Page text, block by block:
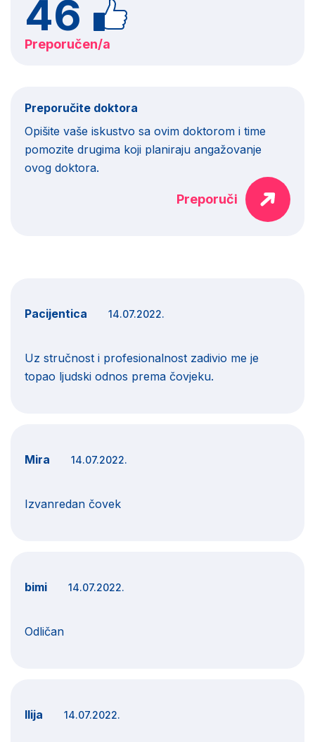
46
Preporučen/a
Preporučite doktora
Opišite vaše iskustvo sa ovim doktorom i time
pomozite drugima koji planiraju angažovanje
ovog doktora.
Preporuči
Pacijentica 14.07.2022.
Uz stručnost i profesionalnost zadivio me je
topao ljudski odnos prema čovjeku.
Mira 14.07.2022.
Izvanredan čovek
bimi 14.07.2022.
Odličan
Ilija 14.07.2022.